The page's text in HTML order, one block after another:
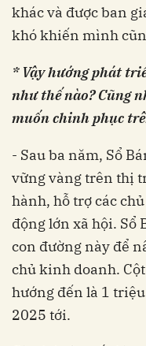
khác và được ban
khó khiến mình
* Vậy hướng phát
như thế nào? Cũng
muốn chinh phục
- Sau ba năm, Sổ
vững vàng trên thị
hành, hỗ trợ các
động lớn xã hội. Sổ
con đường này để
chủ kinh doanh.
hướng đến là 1
2025 tới.